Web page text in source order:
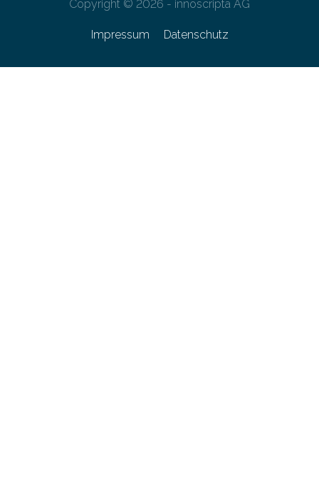
Copyright © 2026 - innoscripta AG
Impressum Datenschutz